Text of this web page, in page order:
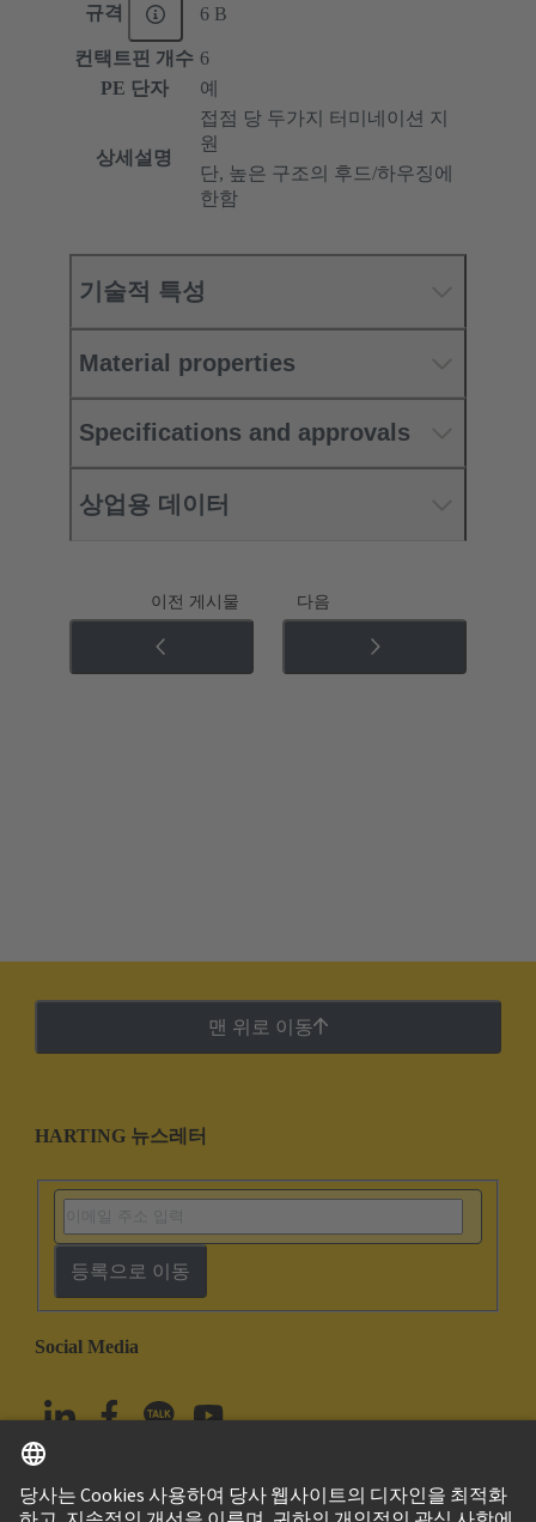
규격 6 B
컨택트핀 개수 6
PE 단자
예
상세설명
접점 당 두가지 터미네이션 지
원
단, 높은 구조의 후드/하우징에
한함
기술적 특성
Material properties
Specifications and approvals
상업용 데이터
이전 게시물 다음
맨 위로 이동
HARTING 뉴스레터
등록으로 이동
Social Media